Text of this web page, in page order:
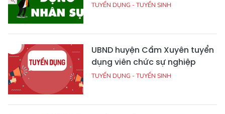
TUYỂN DỤNG - TUYỂN SINH
UBND huyện Cẩm Xuyên tuyển
dụng viên chức sự nghiệp
TUYỂN DỤNG - TUYỂN SINH